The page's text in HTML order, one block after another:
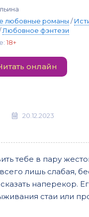
любовные романы /
Любовное фэнтези
18+
онлайн
20.12.2023
тебе в пару
лишь слабая,
наперекор.
стаи или